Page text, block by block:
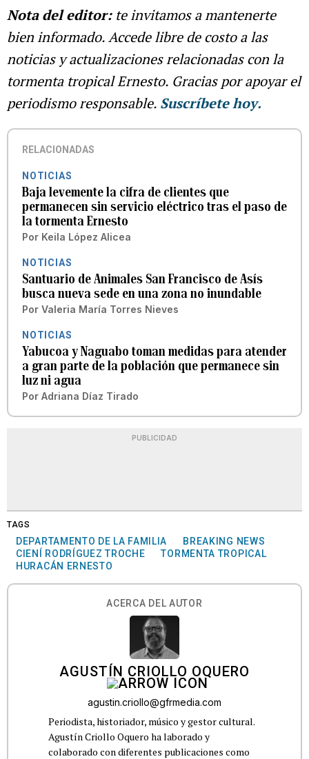
Nota del editor:te invitamos a mantenerte
bien informado. Accede libre de costo a las
noticias y actualizaciones relacionadas con la
tormenta tropical Ernesto. Gracias por apoyar el
periodismo responsable. Suscríbete hoy.
RELACIONADAS
NOTICIAS
Baja levemente la cifra de clientes que
permanecen sin servicio eléctrico tras el paso de
la tormenta Ernesto
Por Keila López Alicea
NOTICIAS
Santuario de Animales San Francisco de Asís
busca nueva sede en una zona no inundable
Por Valeria María Torres Nieves
NOTICIAS
Yabucoa y Naguabo toman medidas para atender
a gran parte de la población que permanece sin
luz ni agua
Por Adriana Díaz Tirado
PUBLICIDAD
TAGS
DEPARTAMENTO DE LA FAMILIA
BREAKING NEWS
CIENÍ RODRÍGUEZ TROCHE
TORMENTA TROPICAL
HURACÁN ERNESTO
ACERCA DEL AUTOR
AGUSTÍN CRIOLLO OQUERO
agustin.criollo@gfrmedia.com
Periodista, historiador, músico y gestor cultural.
Agustín Criollo Oquero ha laborado y
colaborado con diferentes publicaciones como